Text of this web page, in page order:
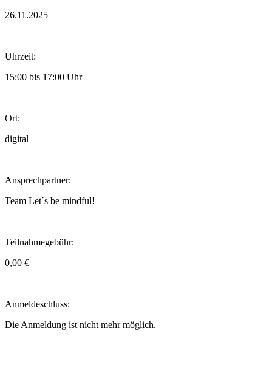
26.11.2025
Uhrzeit:
15:00 bis 17:00 Uhr
Ort:
digital
Ansprechpartner:
Team Let´s be mindful!
Teilnahmegebühr:
0,00 €
Anmeldeschluss:
Die Anmeldung ist nicht mehr möglich.